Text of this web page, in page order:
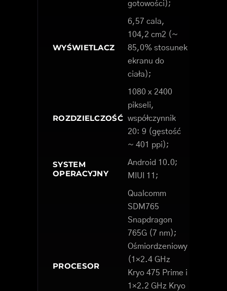
gotowości);
WYŚWIETLACZ
6,57 cala,
104,2 cm2 (~
85,0% stosunek
ekranu do
ciała);
ROZDZIELCZOŚĆ
1080 x 2400
pikseli,
współczynnik
20: 9 (gęstość
~ 401 ppi);
SYSTEM
OPERACYJNY
Android 10.0;
MIUI 11;
PROCESOR
Qualcomm
SDM765
Snapdragon
765G (7 nm);
Ośmiordzeniowy
(1×2.4 GHz
Kryo 475 Prime i
1×2.2 GHz Kryo